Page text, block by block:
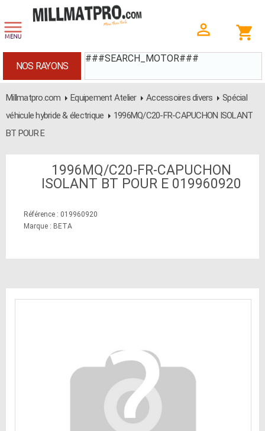
###SEARCH_MOTOR###
NOS RAYONS
Millmatpro.com Equipement Atelier Accessoires divers
Spécial
véhicule hybride & électrique
1996MQ/C20-FR-CAPUCHON ISOLANT
BT POUR E
1996MQ/C20-FR-CAPUCHON
ISOLANT BT POUR E 019960920
Référence : 019960920
Marque : BETA